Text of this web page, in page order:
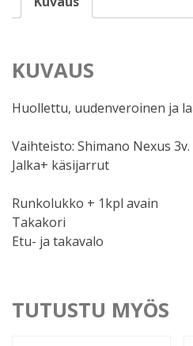
KUVAUS
Huollettu, uudenveroinen ja
Vaihteisto: Shimano Nexus 3v.
Jalka+ käsijarrut
Runkolukko + 1kpl avain
Takakori
Etu- ja takavalo
TUTUSTU MYÖS